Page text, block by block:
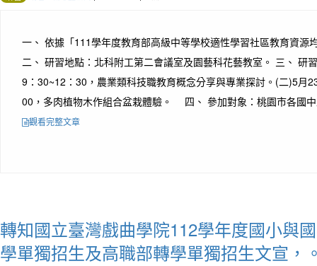
一、 依據「111學年度教育部高級中等學校適性學習社區教育資源
二、 研習地點：北科附工第二會議室及園藝科花藝教室。 三、 研
9：30~12：30，農業類科技職教育概念分享與專業探討。(二)5月
00，多肉植物木作組合盆栽體驗。 四、 參加對象：桃園市各國
觀看完整文章
轉知國立臺灣戲曲學院112學年度國小與
學單獨招生及高職部轉學單獨招生文宣，